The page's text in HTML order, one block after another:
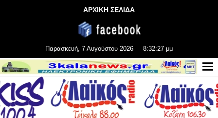
ΑΡΧΙΚΗ ΣΕΛΙΔΑ
Παρασκευή, 7 Αυγούστου 2026 8:32:27 μμ